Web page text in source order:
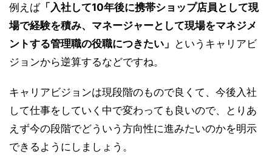
例えば「入社して10年後に携帯ショップ店員として現
場で経験を積み、マネージャーとして現場をマネジメ
ントする管理職の役職につきたい」 というキャリアビ
ジョンから逆算するなどですね。
キャリアビジョンは現段階のもので良くて、今後入社
して仕事をしていく中で変わっても良いので、とりあ
えず今の段階でどういう方向性に進みたいのかを明示
できるようにしましょう。